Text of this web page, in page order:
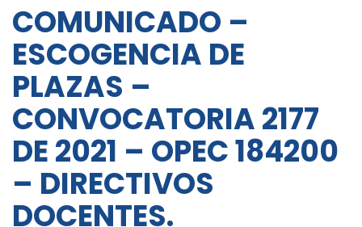
COMUNICADO –
ESCOGENCIA DE
PLAZAS –
CONVOCATORIA 2177
DE 2021 – OPEC 184200
– DIRECTIVOS
DOCENTES.